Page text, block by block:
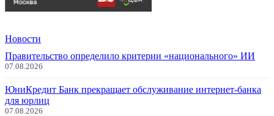
Новости
Правительство определило критерии «национального» ИИ
07.08.2026
ЮниКредит Банк прекращает обслуживание интернет-банка
для юрлиц
07.08.2026